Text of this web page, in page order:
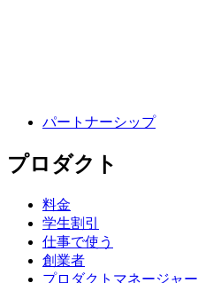
パートナーシップ
プロダクト
料金
学生割引
仕事で使う
創業者
プロダクトマネージャー